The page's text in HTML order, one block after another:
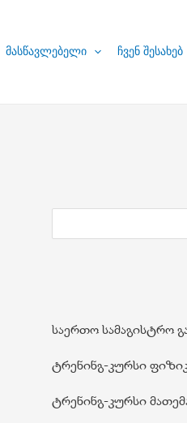
მასწავლებელი ჩვენ შესახებ
საერთო სამაგისტრო
ტრენინგ-კურსი
ტრენინგ-კურსი